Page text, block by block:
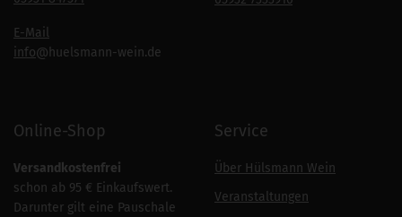
E-Mail
info@huelsmann-wein.de
Online-Shop
Versandkostenfrei
schon ab 95 € Einkaufswert.
Darunter gilt eine Pauschale
Service
Über Hülsmann Wein
Veranstaltungen